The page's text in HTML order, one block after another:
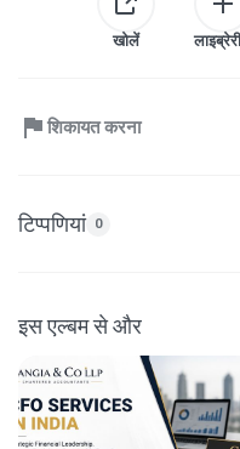
खोलें
शिकायत करना
टिप्पणियां 0
इस एल्बम से और